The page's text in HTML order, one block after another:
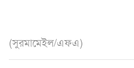
(সুরমামেইল/এফএ)